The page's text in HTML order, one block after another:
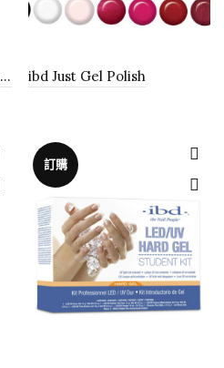
IBD Deluxe Round Gel Brush ibd Just Gel Polish
訂購